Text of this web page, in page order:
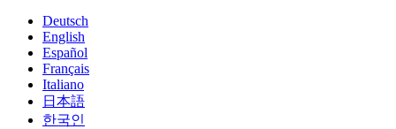
Deutsch
English
Español
Français
Italiano
日本語
한국인